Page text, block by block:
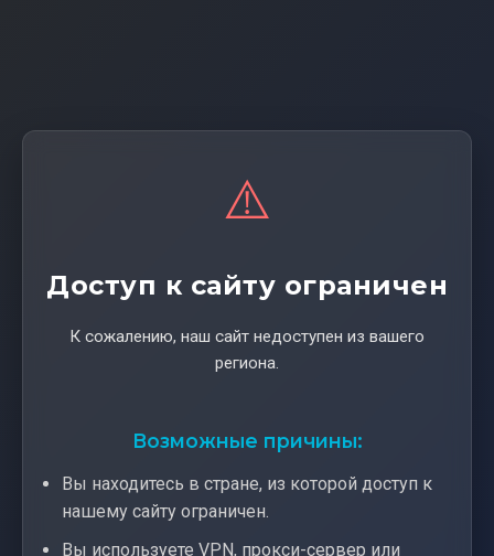
⚠️
Доступ к сайту ограничен
К сожалению, наш сайт недоступен из вашего
региона.
Возможные причины:
Вы находитесь в стране, из которой доступ к
нашему сайту ограничен.
Вы используете VPN, прокси-сервер или